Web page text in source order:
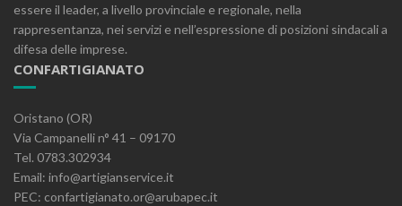
essere il leader, a livello provinciale e regionale, nella
rappresentanza, nei servizi e nell’espressione di posizioni sindacali a
difesa delle imprese.
CONFARTIGIANATO
Oristano (OR)
Via Campanelli n° 41 – 09170
Tel. 0783.302934
Email: info@artigianservice.it
PEC: confartigianato.or@arubapec.it